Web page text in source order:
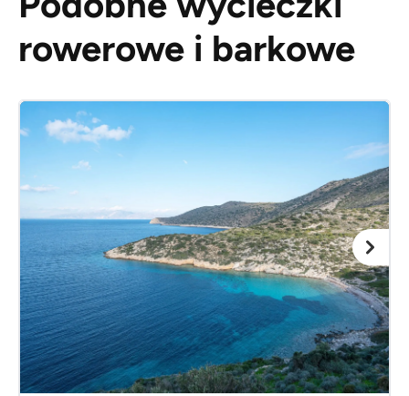
rowerowe i barkowe